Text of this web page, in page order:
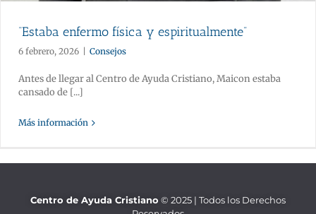
“Estaba enfermo física y espiritualmente”
6 febrero, 2026 Consejos
Antes de llegar al Centro de Ayuda Cristiano, Maicon estaba
cansado de [...]
Más información
Centro de Ayuda Cristiano © 2025 | Todos los Derechos